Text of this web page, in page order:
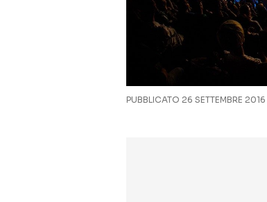
PUBBLICATO 26 SETTEMBRE 2016